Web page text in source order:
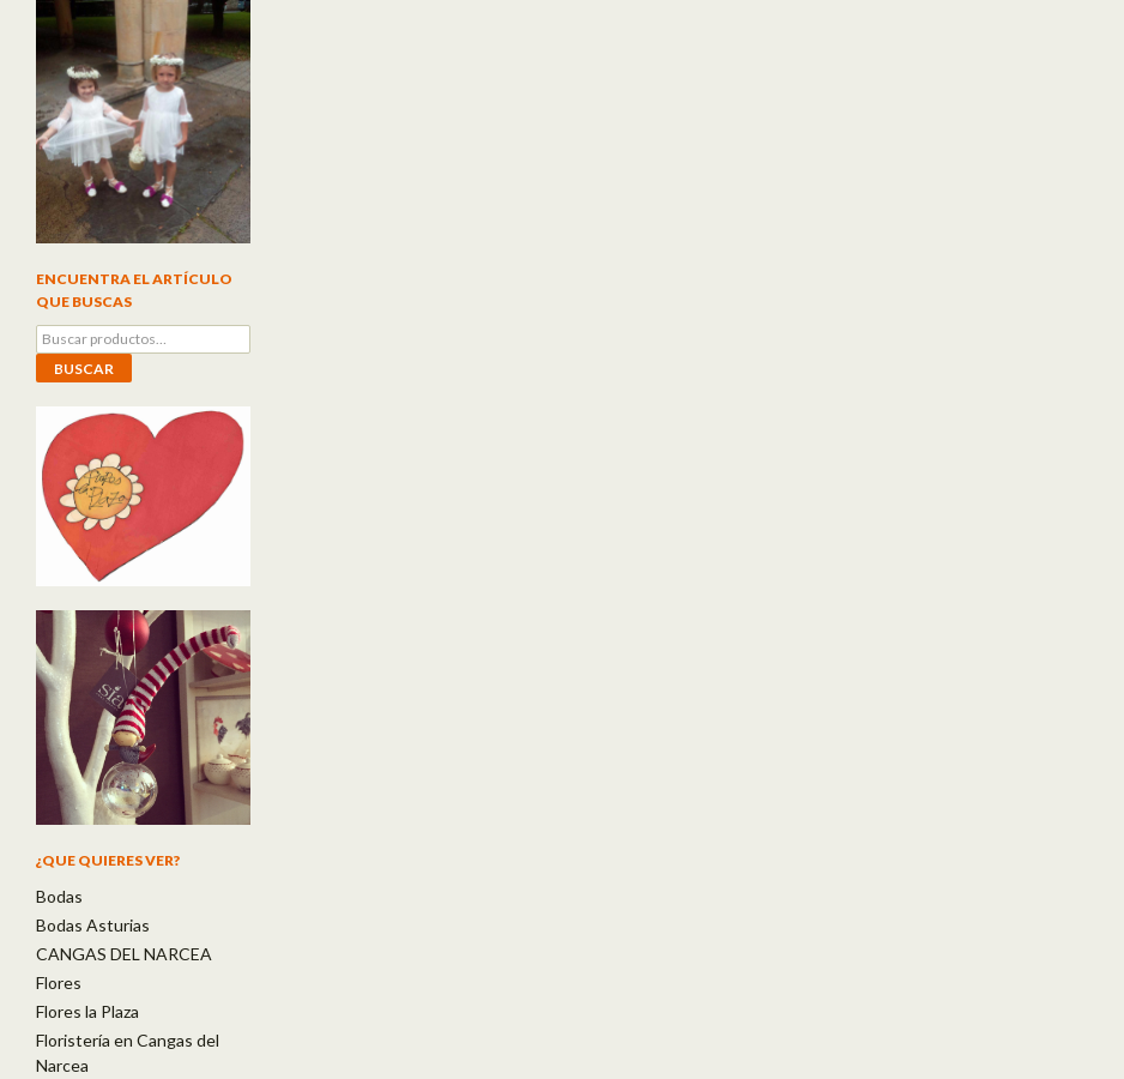
ENCUENTRA EL ARTÍCULO
QUE BUSCAS
Buscar por:
BUSCAR
¿QUE QUIERES VER?
Bodas
Bodas Asturias
CANGAS DEL NARCEA
Flores
Flores la Plaza
Floristería en Cangas del
Narcea